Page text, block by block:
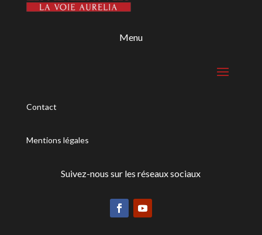
Menu
Contact
Mentions légales
Suivez-nous sur les réseaux sociaux